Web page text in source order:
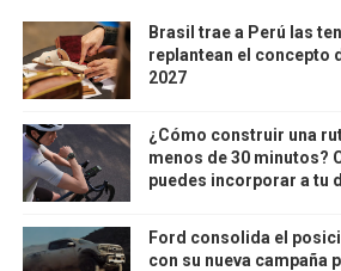
Brasil trae a Perú las
replantean el concepto
2027
¿Cómo construir una
menos de 30 minutos?
puedes incorporar a tu
Ford consolida el
con su nueva campaña